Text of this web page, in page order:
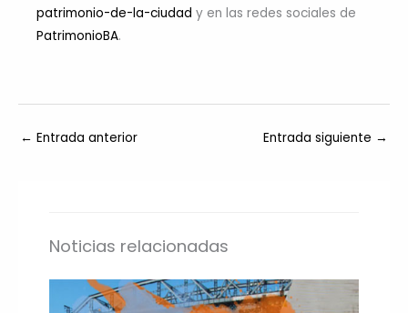
patrimonio-de-la-ciudad y en las redes sociales de
PatrimonioBA.
← Entrada anterior Entrada siguiente →
Noticias relacionadas